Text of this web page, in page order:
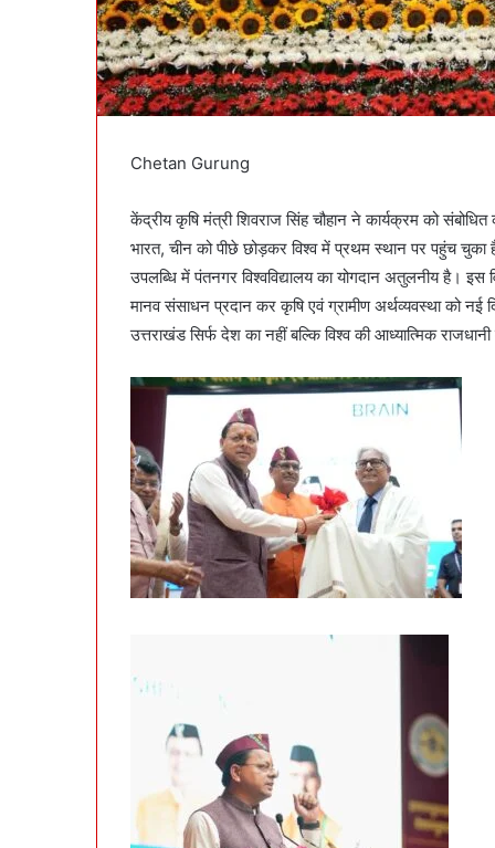
Chetan Gurung
केंद्रीय कृषि मंत्री शिवराज सिंह चौहान ने कार्यक्रम को
भारत, चीन को पीछे छोड़कर विश्व में प्रथम स्थान पर पहुंच चुका
उपलब्धि में पंतनगर विश्वविद्यालय का योगदान अतुलनीय है। इस
मानव संसाधन प्रदान कर कृषि एवं ग्रामीण अर्थव्यवस्था को नई
उत्तराखंड सिर्फ देश का नहीं बल्कि विश्व की आध्यात्मिक